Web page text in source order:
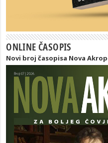
ONLINE ČASOPIS
Novi broj časopisa Nova